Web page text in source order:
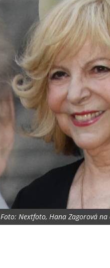
Foto: Nextfoto, Hana Zagorová